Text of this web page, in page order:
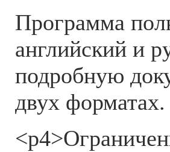
Программа
английский и
подробную
двух форматах.